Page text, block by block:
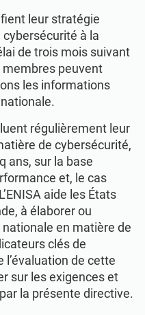
leur stratégie
à la
de trois mois suivant
membres peuvent
les informations
régulièrement leur
de cybersécurité,
ans, sur la base
et, le cas
aide les États
à élaborer ou
en matière de
clés de
de cette
sur les exigences et
la présente directive.